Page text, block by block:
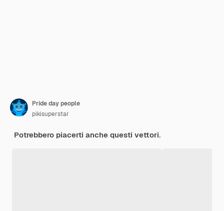
Pride day people
pikisuperstar
Potrebbero piacerti anche questi vettori.